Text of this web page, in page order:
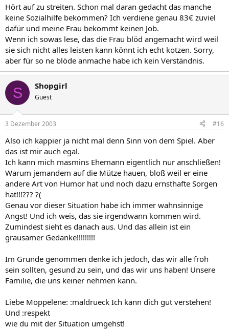
Hört auf zu streiten. Schon mal daran gedacht das manche
keine Sozialhilfe bekommen? Ich verdiene genau 83€ zuviel
dafür und meine Frau bekommt keinen Job.
Wenn ich sowas lese, das die Frau blöd angemacht wird weil
sie sich nicht alles leisten kann könnt ich echt kotzen. Sorry,
aber für so ne blöde anmache habe ich kein Verständnis.
S Shopgirl
Guest
3 Dezember 2003 #16
Also ich kappier ja nicht mal denn Sinn von dem Spiel. Aber
das ist mir auch egal.
Ich kann mich masmins Ehemann eigentlich nur anschließen!
Warum jemandem auf die Mütze hauen, bloß weil er eine
andere Art von Humor hat und noch dazu ernsthafte Sorgen
hat!!!??? ?(
Genau vor dieser Situation habe ich immer wahnsinnige
Angst! Und ich weis, das sie irgendwann kommen wird.
Zumindest sieht es danach aus. Und das allein ist ein
grausamer Gedanke!!!!!!!!!
Im Grunde genommen denke ich jedoch, das wir alle froh
sein sollten, gesund zu sein, und das wir uns haben! Unsere
Familie, die uns keiner nehmen kann.
Liebe Moppelene: :maldrueck Ich kann dich gut verstehen!
Und :respekt
wie du mit der Situation umgehst!